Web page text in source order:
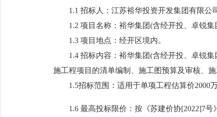
1.1 招标人： 江苏裕华投资开发集团有限公
1 .2 项目名称：裕华集团(含经开投、卓锐集
1 .3 项目地点： 经开区境内。
1 .4 招标内容：裕华集团(含经开投、卓锐集
施工程项目的清单编制、施工图预算及审核、
1.5招标范围：适用于单项工程估算价2000
1.6 最高投标限价： 按 《苏建价协[2022]7号